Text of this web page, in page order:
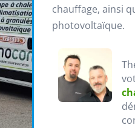
chauffage, ainsi
photovoltaïque.